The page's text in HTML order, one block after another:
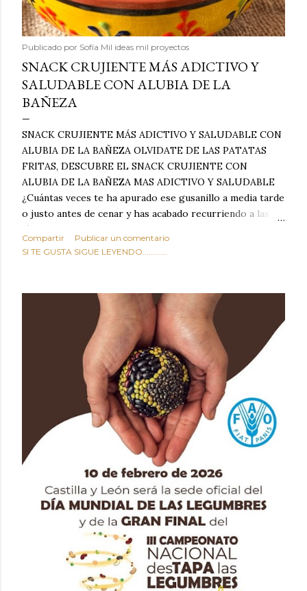
Publicado por Sofía Mil ideas mil proyectos
SNACK CRUJIENTE MÁS ADICTIVO Y
SALUDABLE CON ALUBIA DE LA
BAÑEZA
SNACK CRUJIENTE MÁS ADICTIVO Y SALUDABLE CON
ALUBIA DE LA BAÑEZA OLVIDATE DE LAS PATATAS
FRITAS, DESCUBRE EL SNACK CRUJIENTE CON
ALUBIA DE LA BAÑEZA MAS ADICTIVO Y SALUDABLE
¿Cuántas veces te ha apurado ese gusanillo a media tarde
o justo antes de cenar y has acabado recurriendo a las
típicas patatas de bolsa, frutos secos fritos o snacks
ultraprocesados llenos de grasas saturadas y sodio?
sabroso, con ese toque tostado y crujiente que tanto nos
satisface. Estas alubias crujientes al horno van a cambiar
por completo tu forma de ver las legumbres. Olvídate de
asociar las alubias únicamente a los guisos tradicionales y
copiosos de invierno. Con esta receta simple pero
revolucionaria, transformaremos un ingrediente tan
humilde como la alubia de La Bañeza en un snack ligero,
dorado, cargado de proteína y 100% natural. Es el
sustituto perfecto a los frutos se...
Compartir
Publicar un comentario
SI TE GUSTA SIGUE LEYENDO............